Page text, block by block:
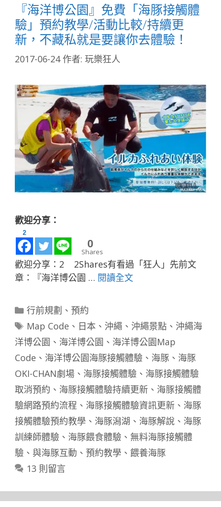
『海洋博公園』免費「海豚接觸體
驗」預約教學/活動比較/持續更
新，不藏私就是要讓你去體驗！
2017-06-24 作者: 玩樂狂人
歡迎分享：
2
0
Shares
歡迎分享：2 2Shares有看過「狂人」先前文
章：『海洋博公園 … 閱讀全文
分
類
行前規劃 、 預約
標
籤
Map Code 、 日本 、 沖繩 、 沖繩景點、 沖繩海
洋博公園 、 海洋博公園 、 海洋博公園Map
Code 、 海洋博公園海豚接觸體驗 、 海豚 、 海豚
OKI-CHAN劇場 、 海豚接觸體驗 、 海豚接觸體驗
取消預約 、 海豚接觸體驗持續更新 、 海豚接觸體
驗網路預約流程 、 海豚接觸體驗資訊更新 、 海豚
接觸體驗預約教學 、 海豚潟湖 、 海豚解說 、 海豚
訓練師體驗 、 海豚餵食體驗 、 無料海豚接觸體
驗 、 與海豚互動 、 預約教學 、 餵養海豚
13 則留言